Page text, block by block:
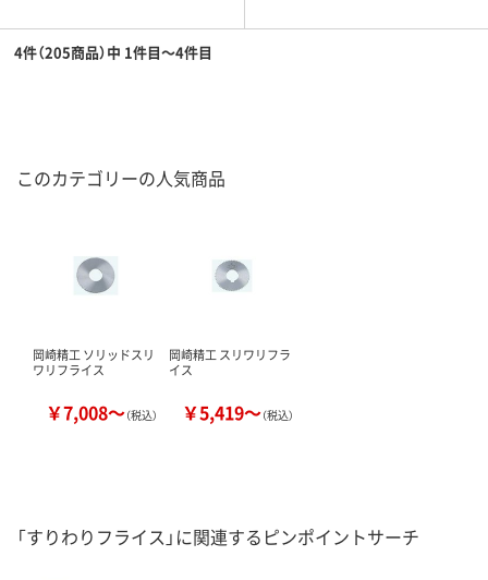
4件（205商品）中 1件目～4件目
このカテゴリーの人気商品
岡崎精工 ソリッドスリ
ワリフライス
￥7,008～（税込）
岡崎精工 スリワリフラ
イス
￥5,419～（税込）
「すりわりフライス」に関連するピンポイントサーチ